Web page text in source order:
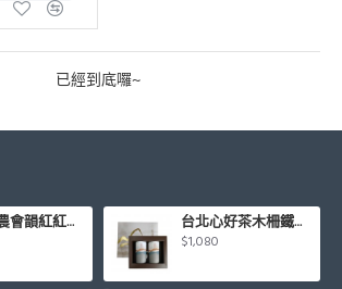
已經到底囉~
木柵區農會韻紅紅茶禮盒 台北心好茶木柵鐵觀音茶組75g*2罐入/盒
$1,080